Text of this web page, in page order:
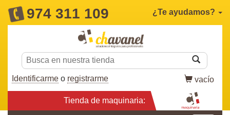
974 311 109 ¿Te ayudamos?
Identificarme o registrarme vacío
Tienda de maquinaria: